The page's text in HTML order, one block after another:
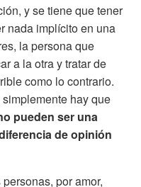
y se tiene que tener
nada implícito en una
la persona que
a la otra y tratar de
como lo contrario.
hay que
pueden ser una
de opinión
por amor,